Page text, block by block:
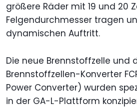
größere Räder mit 19 und 20
Felgendurchmesser tragen
dynamischen Auftritt.
Die neue Brennstoffzelle und
Brennstoffzellen-Konverter
Power Converter) wurden
in der GA-L-Plattform